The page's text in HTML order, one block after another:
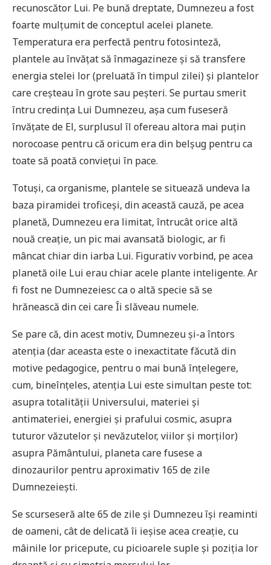
recunoscător Lui. Pe bună dreptate, Dumnezeu a fost
foarte mulțumit de conceptul acelei planete.
Temperatura era perfectă pentru fotosinteză,
plantele au învățat să înmagazineze și să transfere
energia stelei lor (preluată în timpul zilei) și plantelor
care creșteau în grote sau peșteri. Se purtau smerit
întru credința Lui Dumnezeu, așa cum fuseseră
învățate de El, surplusul îl ofereau altora mai puțin
norocoase pentru că oricum era din belșug pentru ca
toate să poată conviețui în pace.
Totuși, ca organisme, plantele se situează undeva la
baza piramidei troficeși, din această cauză, pe acea
planetă, Dumnezeu era limitat, întrucât orice altă
nouă creație, un pic mai avansată biologic, ar fi
mâncat chiar din iarba Lui. Figurativ vorbind, pe acea
planetă oile Lui erau chiar acele plante inteligente. Ar
fi fost ne Dumnezeiesc ca o altă specie să se
hrănească din cei care Îi slăveau numele.
Se pare că, din acest motiv, Dumnezeu și-a întors
atenția (dar aceasta este o inexactitate făcută din
motive pedagogice, pentru o mai bună înțelegere,
cum, bineînțeles, atenția Lui este simultan peste tot:
asupra totalității Universului, materiei și
antimateriei, energiei și prafului cosmic, asupra
tuturor văzutelor și nevăzutelor, viilor și morților)
asupra Pământului, planeta care fusese a
dinozaurilor pentru aproximativ 165 de zile
Dumnezeiești.
Se scurseseră alte 65 de zile și Dumnezeu își reaminti
de oameni, cât de delicată îi ieșise acea creație, cu
mâinile lor pricepute, cu picioarele suple și poziția lor